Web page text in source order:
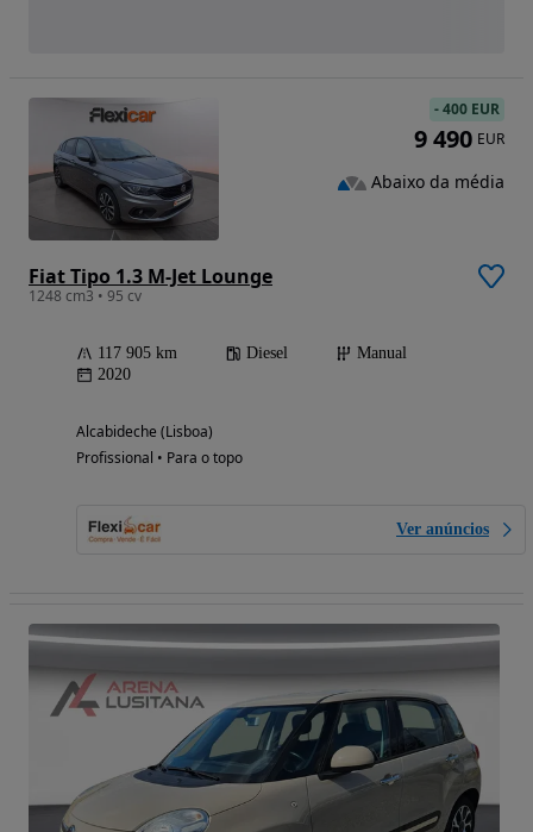
Fiat Tipo 1.3 M-Jet Lounge
1248 cm3 • 95 cv
117 905 km Diesel
Manual
2020
Alcabideche (Lisboa)
Profissional • Para o topo
Ver anúncios
-400 EUR
9 490 EUR
Abaixo da média